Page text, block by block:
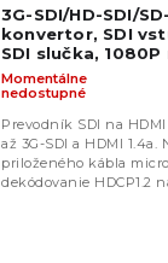
3G-SDI/HD-SDI/
konvertor, SDI
SDI slučka,
podpora HDCP
kamery
Momentálne
nedostupné
Prevodník SDI na
až 3G-SDI a HDMI 1.4a.
priloženého kábla
dekódovanie HDCP1.2